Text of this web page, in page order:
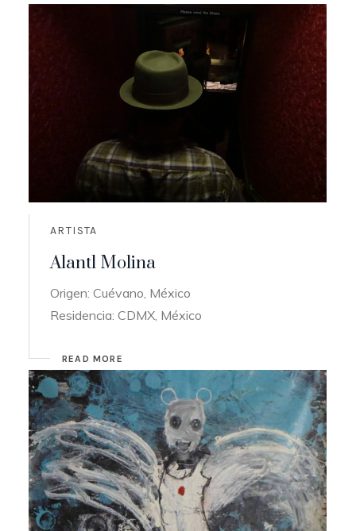
ARTISTA
Alantl Molina
Origen: Cuévano, México
Residencia: CDMX, México
READ MORE